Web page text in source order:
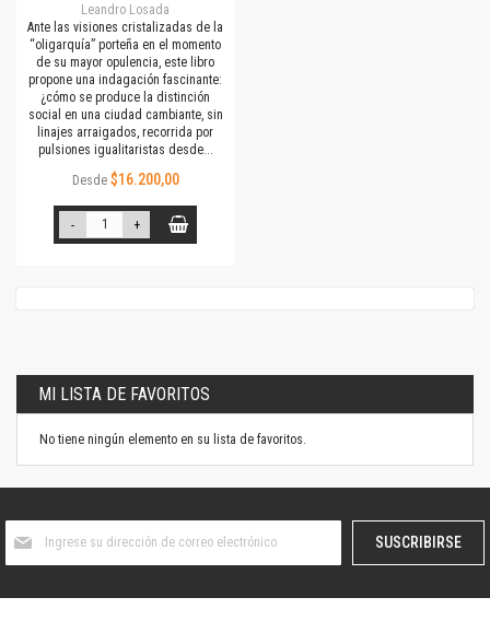
Leandro Losada
Ante las visiones cristalizadas de la
“oligarquía” porteña en el momento
de su mayor opulencia, este libro
propone una indagación fascinante:
¿cómo se produce la distinción
social en una ciudad cambiante, sin
linajes arraigados, recorrida por
pulsiones igualitaristas desde...
Desde $16.200,00
- +
MI LISTA DE FAVORITOS
No tiene ningún elemento en su lista de favoritos.
boletín
SUSCRIBIRSE